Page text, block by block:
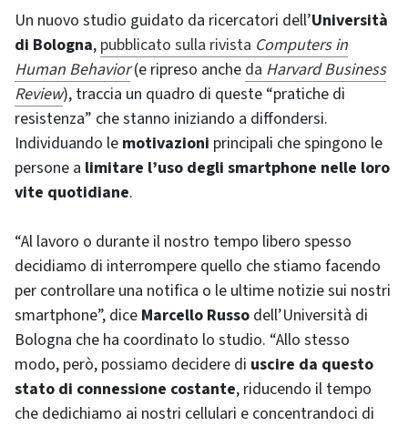
Un nuovo studio guidato da ricercatori dell’Università
di Bologna, pubblicato sulla rivista Computers in
Human Behavior(e ripreso anche da Harvard Business
Review), traccia un quadro di queste “pratiche di
resistenza” che stanno iniziando a diffondersi.
Individuando le motivazioni principali che spingono le
persone a limitare l’uso degli smartphone nelle loro
vite quotidiane.
“Al lavoro o durante il nostro tempo libero spesso
decidiamo di interrompere quello che stiamo facendo
per controllare una notifica o le ultime notizie sui nostri
smartphone”, dice Marcello Russo dell’Università di
Bologna che ha coordinato lo studio. “Allo stesso
modo, però, possiamo decidere di uscire da questo
stato di connessione costante, riducendo il tempo
che dedichiamo ai nostri cellulari e concentrandoci di